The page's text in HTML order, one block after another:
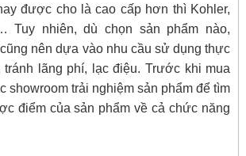
được cho là cao cấp hơn thì Kohler,
Tuy nhiên, dù chọn sản phẩm nào,
nên dựa vào nhu cầu sử dụng thực
lãng phí, lạc điệu. Trước khi mua
showroom trải nghiệm sản phẩm để tìm
điểm của sản phẩm về cả chức năng